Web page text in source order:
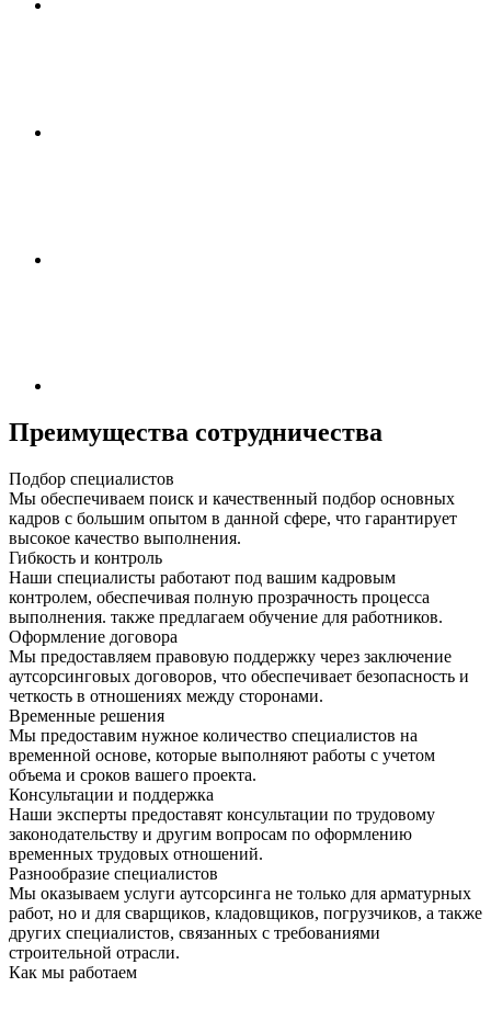
Преимущества сотрудничества
Подбор специалистов
Мы обеспечиваем поиск и качественный подбор основных
кадров с большим опытом в данной сфере, что гарантирует
высокое качество выполнения.
Гибкость и контроль
Наши специалисты работают под вашим кадровым
контролем, обеспечивая полную прозрачность процесса
выполнения. также предлагаем обучение для работников.
Оформление договора
Мы предоставляем правовую поддержку через заключение
аутсорсинговых договоров, что обеспечивает безопасность и
четкость в отношениях между сторонами.
Временные решения
Мы предоставим нужное количество специалистов на
временной основе, которые выполняют работы с учетом
объема и сроков вашего проекта.
Консультации и поддержка
Наши эксперты предоставят консультации по трудовому
законодательству и другим вопросам по оформлению
временных трудовых отношений.
Разнообразие специалистов
Мы оказываем услуги аутсорсинга не только для арматурных
работ, но и для сварщиков, кладовщиков, погрузчиков, а также
других специалистов, связанных с требованиями
строительной отрасли.
Как мы работаем